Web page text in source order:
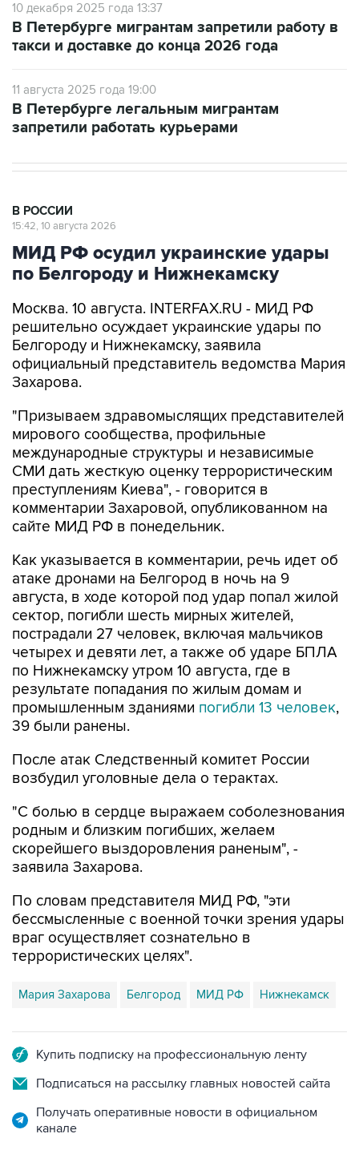
10 декабря 2025 года 13:37
В Петербурге мигрантам запретили работу в
такси и доставке до конца 2026 года
11 августа 2025 года 19:00
В Петербурге легальным мигрантам
запретили работать курьерами
В РОССИИ
15:42, 10 августа 2026
МИД РФ осудил украинские удары
по Белгороду и Нижнекамску
Москва. 10 августа. INTERFAX.RU - МИД РФ
решительно осуждает украинские удары по
Белгороду и Нижнекамску, заявила
официальный представитель ведомства Мария
Захарова.
"Призываем здравомыслящих представителей
мирового сообщества, профильные
международные структуры и независимые
СМИ дать жесткую оценку террористическим
преступлениям Киева", - говорится в
комментарии Захаровой, опубликованном на
сайте МИД РФ в понедельник.
Как указывается в комментарии, речь идет об
атаке дронами на Белгород в ночь на 9
августа, в ходе которой под удар попал жилой
сектор, погибли шесть мирных жителей,
пострадали 27 человек, включая мальчиков
четырех и девяти лет, а также об ударе БПЛА
по Нижнекамску утром 10 августа, где в
результате попадания по жилым домам и
промышленным зданиями погибли 13 человек,
39 были ранены.
После атак Следственный комитет России
возбудил уголовные дела о терактах.
"С болью в сердце выражаем соболезнования
родным и близким погибших, желаем
скорейшего выздоровления раненым", -
заявила Захарова.
По словам представителя МИД РФ, "эти
бессмысленные с военной точки зрения удары
враг осуществляет сознательно в
террористических целях".
Мария Захарова Белгород МИД РФ Нижнекамск
Купить подписку на профессиональную ленту
Подписаться на рассылку главных новостей сайта
Получать оперативные новости в официальном
канале